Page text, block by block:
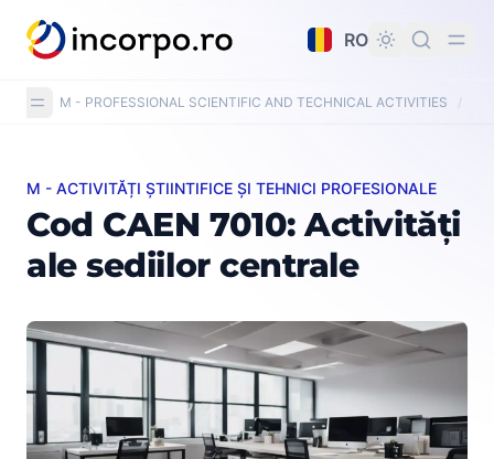
principal
RO
M - PROFESSIONAL SCIENTIFIC AND TECHNICAL ACTIVITIES /
Cod CAEN 7010: Activități ale sediilor centrale
M - ACTIVITĂȚI ȘTIINTIFICE ȘI TEHNICI PROFESIONALE
Cod CAEN 7010: Activități
ale sediilor centrale